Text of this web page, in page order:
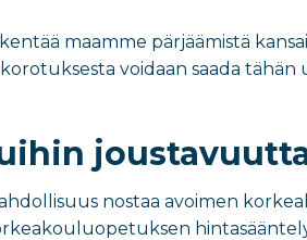
maamme pärjäämistä
voidaan saada tähän
nostaa avoimen